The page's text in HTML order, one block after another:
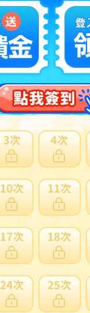
05 【現状】歌い手 Ado グッズ ファッショナブルイヤリング 2ndライブ カムパネルラ 他
4900円
及日本寄日本之訂單
或符合大型商品限制
地運費優惠。
活用品/家電 廚